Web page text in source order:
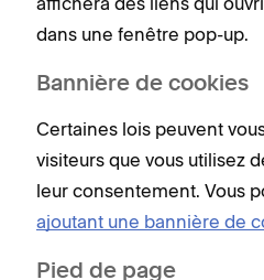
dans une fenêtre pop-up.
Bannière de cookies
Certaines lois peuvent
visiteurs que vous utilisez
leur consentement. Vous
ajoutant une bannière de
Pied de page